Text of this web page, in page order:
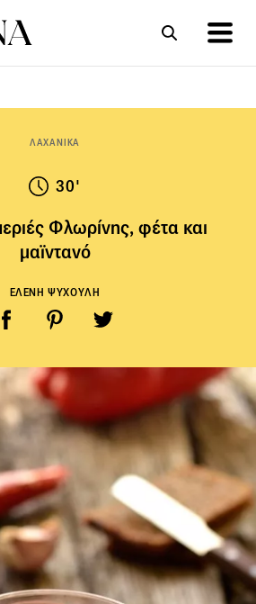
ΛΑΧΑΝΙΚΑ
30'
Φλωρίνης, φέτα και
μαϊντανό
ΕΛΕΝΗ ΨΥΧΟΥΛΗ